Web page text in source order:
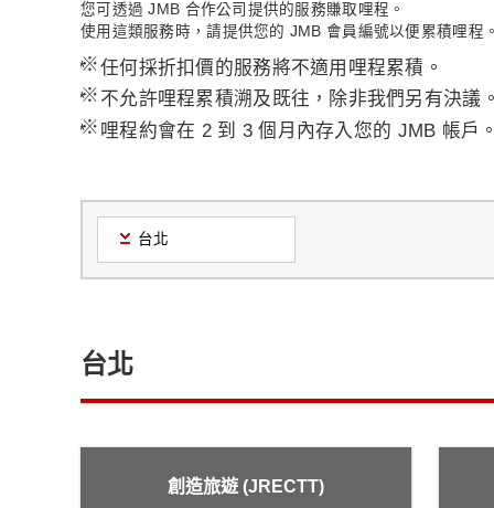
您可透過 JMB 合作公司提供的服務賺取哩程。
使用這類服務時，請提供您的 JMB 會員編號以便累積哩程
*
任何採折扣價的服務將不適用哩程累積。
*
不允許哩程累積溯及既往，除非我們另有決議
*
哩程約會在 2 到 3 個月內存入您的 JMB 帳戶
台北
台北
創造旅遊 (JRECTT)